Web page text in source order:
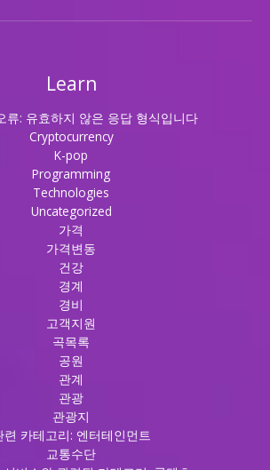
Learn
류: 유효하지 않은 응답 형식입니다
Cryptocurrency
K-pop
Programming
Technologies
Uncategorized
가격
가격변동
건강
경계
경비
고객지원
곡목록
공원
관계
관광
관광지
련 카테고리: 엔터테인먼트
교통수단